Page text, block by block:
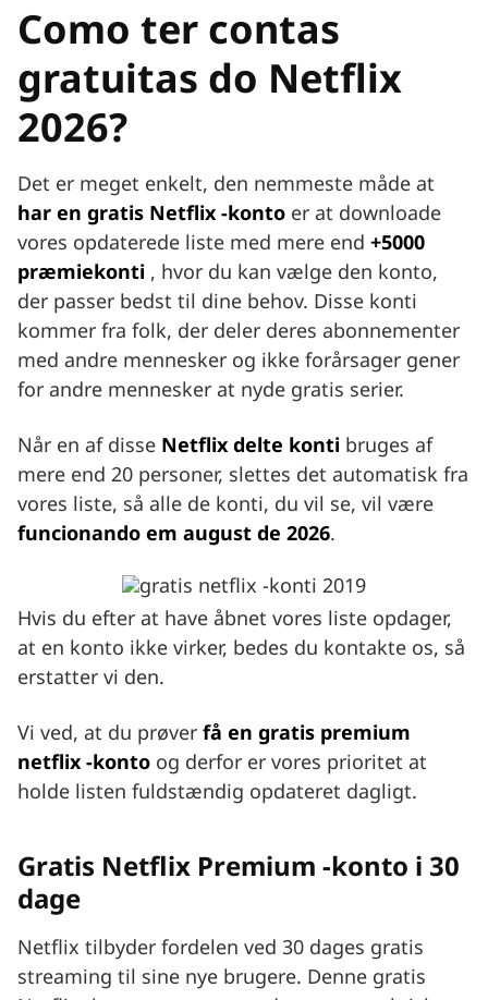
Como ter contas
gratuitas do Netflix
2026?
Det er meget enkelt, den nemmeste måde at
har en gratis Netflix -konto er at downloade
vores opdaterede liste med mere end +5000
præmiekonti , hvor du kan vælge den konto,
der passer bedst til dine behov. Disse konti
kommer fra folk, der deler deres abonnementer
med andre mennesker og ikke forårsager gener
for andre mennesker at nyde gratis serier.
Når en af disse Netflix delte konti bruges af
mere end 20 personer, slettes det automatisk fra
vores liste, så alle de konti, du vil se, vil være
funcionando em august de 2026.
Hvis du efter at have åbnet vores liste opdager,
at en konto ikke virker, bedes du kontakte os, så
erstatter vi den.
Vi ved, at du prøver få en gratis premium
netflix -konto og derfor er vores prioritet at
holde listen fuldstændig opdateret dagligt.
Gratis Netflix Premium -konto i 30
dage
Netflix tilbyder fordelen ved 30 dages gratis
streaming til sine nye brugere. Denne gratis